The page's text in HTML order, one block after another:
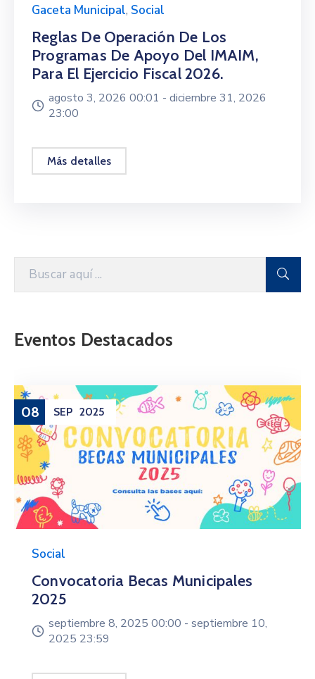
Gaceta Municipal, Social
Reglas De Operación De Los
Programas De Apoyo Del IMAIM,
Para El Ejercicio Fiscal 2026.
agosto 3, 2026 00:01 - diciembre 31, 2026
23:00
Más detalles
Eventos Destacados
08 SEP 2025
Social
Convocatoria Becas Municipales
2025
septiembre 8, 2025 00:00 - septiembre 10,
2025 23:59